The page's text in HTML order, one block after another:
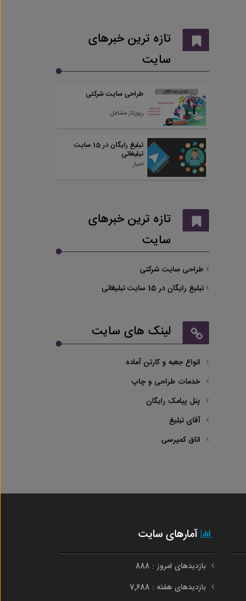
تازه ترین خبرهای
سایت
طراحی سایت شرکتی
رپورتاژ مشاغل
تبلیغ رایگان در 15 سایت
تبلیغاتی
اخبار
تازه ترین خبرهای
سایت
طراحی سایت شرکتی
تبلیغ رایگان در 15 سایت تبلیغاتی
لینک های سایت
انواع جعبه و کارتن آماده
خدمات طراحی و چاپ
پنل پیامک رایگان
آقای تبلیغ
اتاق کمپرسی
آمارهای سایت
بازدیدهای امروز : 888
بازدیدهای هفته : 7,688